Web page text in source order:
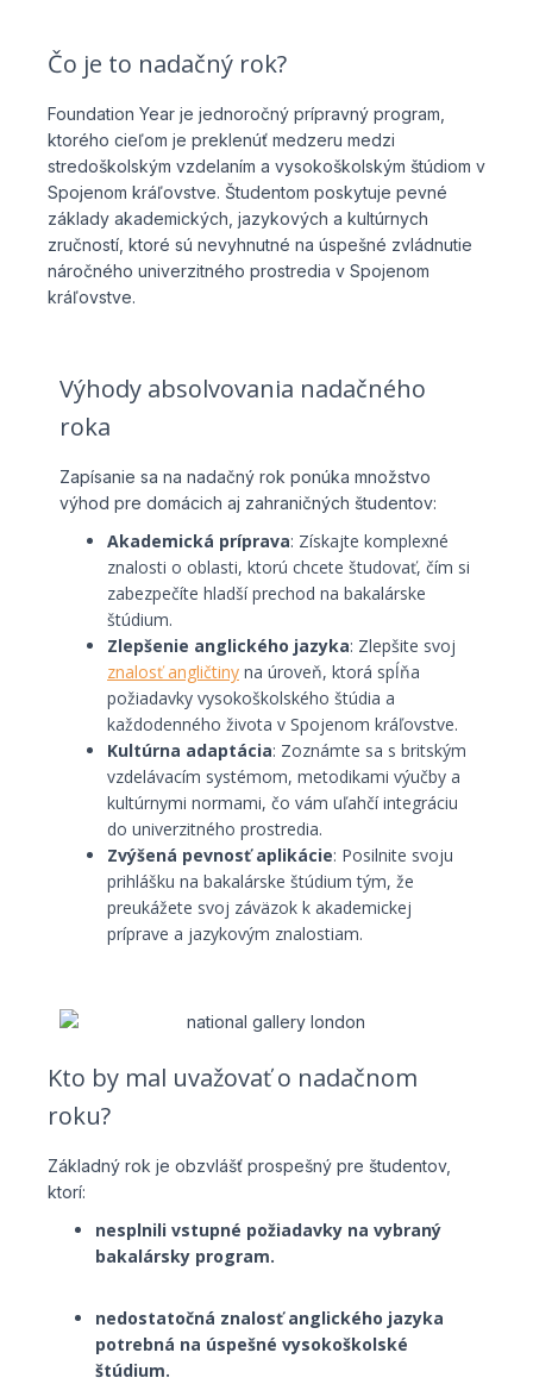
Čo je to nadačný rok?
Foundation Year je jednoročný prípravný program,
ktorého cieľom je preklenúť medzeru medzi
stredoškolským vzdelaním a vysokoškolským štúdiom v
Spojenom kráľovstve. Študentom poskytuje pevné
základy akademických, jazykových a kultúrnych
zručností, ktoré sú nevyhnutné na úspešné zvládnutie
náročného univerzitného prostredia v Spojenom
kráľovstve.
Výhody absolvovania nadačného
roka
Zapísanie sa na nadačný rok ponúka množstvo
výhod pre domácich aj zahraničných študentov:
Akademická príprava: Získajte komplexné
znalosti o oblasti, ktorú chcete študovať, čím si
zabezpečíte hladší prechod na bakalárske
štúdium.
Zlepšenie anglického jazyka: Zlepšite svoj
znalosť angličtiny na úroveň, ktorá spĺňa
požiadavky vysokoškolského štúdia a
každodenného života v Spojenom kráľovstve.
Kultúrna adaptácia: Zoznámte sa s britským
vzdelávacím systémom, metodikami výučby a
kultúrnymi normami, čo vám uľahčí integráciu
do univerzitného prostredia.
Zvýšená pevnosť aplikácie: Posilnite svoju
prihlášku na bakalárske štúdium tým, že
preukážete svoj záväzok k akademickej
príprave a jazykovým znalostiam.
Kto by mal uvažovať o nadačnom
roku?
Základný rok je obzvlášť prospešný pre študentov,
ktorí:
nesplnili vstupné požiadavky na vybraný
bakalársky program.
nedostatočná znalosť anglického jazyka
potrebná na úspešné vysokoškolské
štúdium.